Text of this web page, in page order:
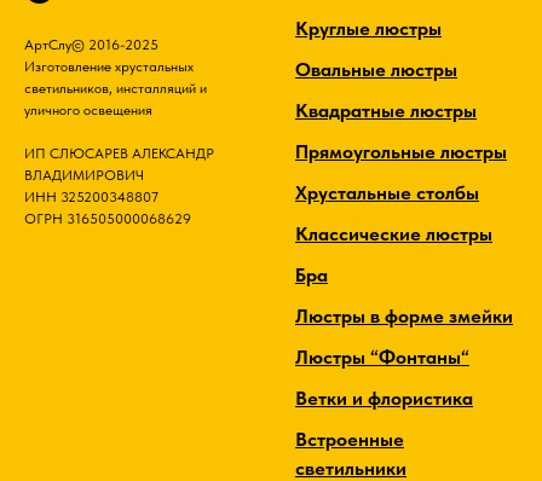
АртСлу© 2016-2025
Изготовление хрустальных
светильников, инсталляций и
уличного освещения
ИП СЛЮСАРЕВ АЛЕКСАНДР
ВЛАДИМИРОВИЧ
ИНН 325200348807
ОГРН 316505000068629
Круглые люстры
Овальные люстры
Квадратные люстры
Прямоугольные люстры
Хрустальные столбы
Классические люстры
Бра
Люстры в форме змейки
Люстры “Фонтаны“
Ветки и флористика
Встроенные
светильники